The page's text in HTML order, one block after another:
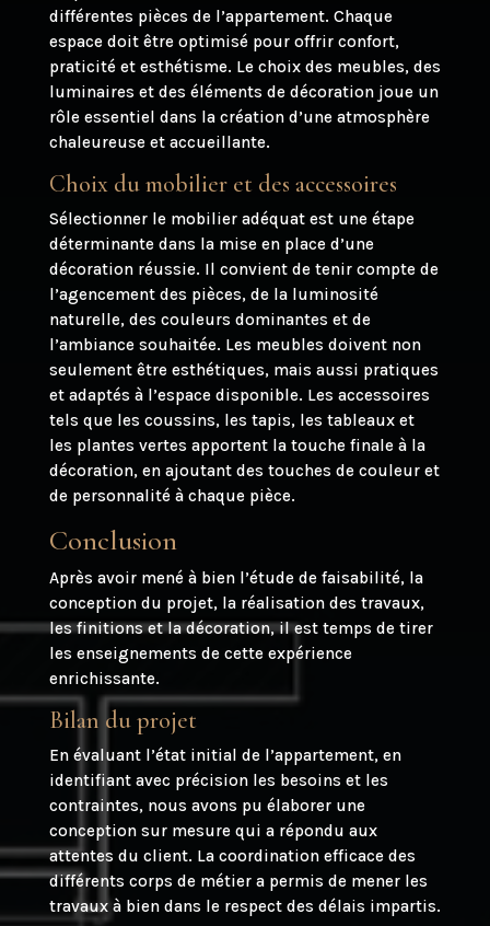
différentes pièces de l’appartement. Chaque
espace doit être optimisé pour offrir confort,
praticité et esthétisme. Le choix des meubles, des
luminaires et des éléments de décoration joue un
rôle essentiel dans la création d’une atmosphère
chaleureuse et accueillante.
Choix du mobilier et des accessoires
Sélectionner le mobilier adéquat est une étape
déterminante dans la mise en place d’une
décoration réussie. Il convient de tenir compte de
l’agencement des pièces, de la luminosité
naturelle, des couleurs dominantes et de
l’ambiance souhaitée. Les meubles doivent non
seulement être esthétiques, mais aussi pratiques
et adaptés à l’espace disponible. Les accessoires
tels que les coussins, les tapis, les tableaux et
les plantes vertes apportent la touche finale à la
décoration, en ajoutant des touches de couleur et
de personnalité à chaque pièce.
Conclusion
Après avoir mené à bien l’étude de faisabilité, la
conception du projet, la réalisation des travaux,
les finitions et la décoration, il est temps de tirer
les enseignements de cette expérience
enrichissante.
Bilan du projet
En évaluant l’état initial de l’appartement, en
identifiant avec précision les besoins et les
contraintes, nous avons pu élaborer une
conception sur mesure qui a répondu aux
attentes du client. La coordination efficace des
différents corps de métier a permis de mener les
travaux à bien dans le respect des délais impartis.